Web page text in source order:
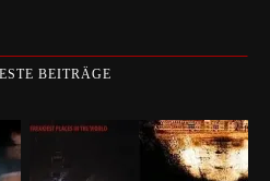
BEITRÄGE